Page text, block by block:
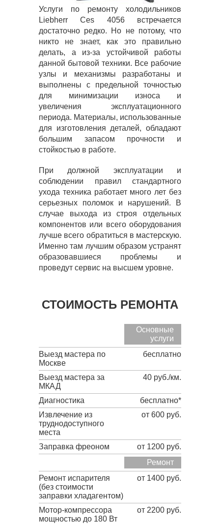
Услуги по ремонту холодильников
Liebherr Ces 4056 встречается
достаточно редко. Но не потому, что
никто не знает, как это правильно
делать, а из-за устойчивой работы
данной бытовой техники. Все рабочие
узлы и механизмы разработаны и
выполнены с предельной точностью
для минимизации износа и
увеличения эксплуатационного
периода. Материалы, использованные
для изготовления деталей, обладают
большим запасом прочности и
стойкостью в работе.
При должной эксплуатации и
соблюдении правил стандартного
ухода техника работает много лет без
серьезных поломок и нарушений. В
случае выхода из строя отдельных
компонентов или всего оборудования
лучше всего обратиться в мастерскую.
Именно там лучшим образом устранят
образовавшиеся проблемы и
проведут сервис на высшем уровне.
СТОИМОСТЬ РЕМОНТА
Основные
услуги
Выезд мастера по
Москве
бесплатно
Выезд мастера за
МКАД
40 руб./км.
Диагностика
бесплатно*
Извлечение из
труднодоступного
места
от 600 руб.
Заправка фреоном
от 1200 руб.
Ремонт
Ремонт испарителя
(без стоимости
заправки хладагентом)
от 1400 руб.
Мотор-компрессора
мощностью до 180 Вт
от 2200 руб.